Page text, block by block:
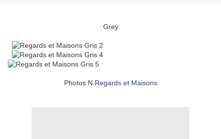
Grey
Photos N Regards et Maisons